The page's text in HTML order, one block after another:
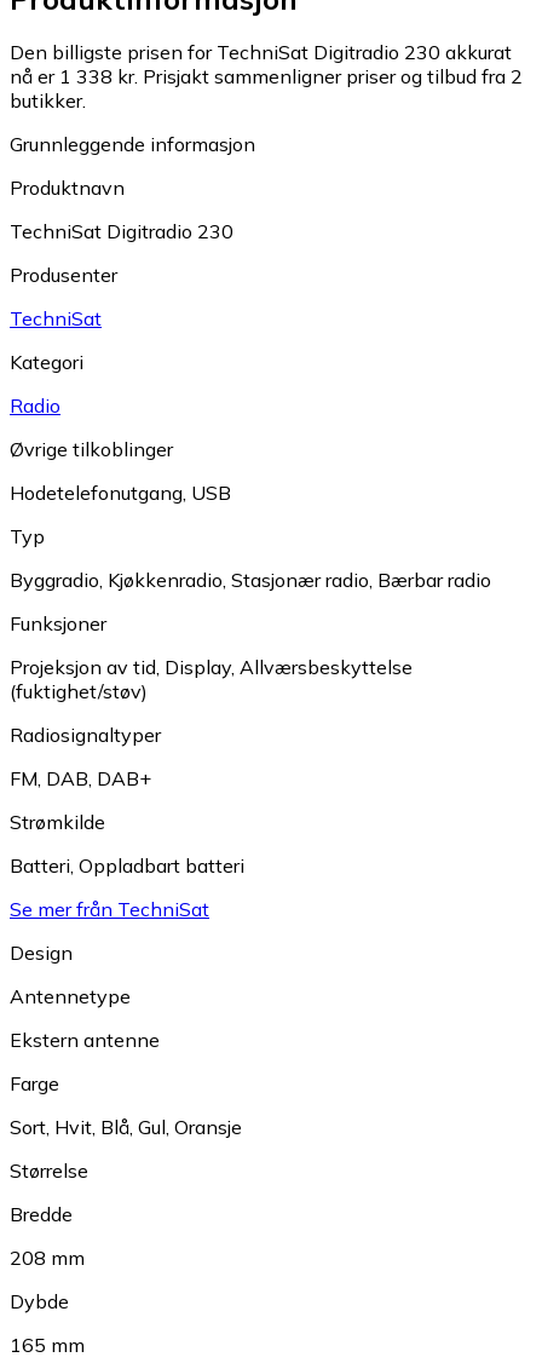
Den billigste prisen for TechniSat Digitradio 230 akkurat
nå er 1 338 kr. Prisjakt sammenligner priser og tilbud fra 2
butikker.
Grunnleggende informasjon
Produktnavn
TechniSat Digitradio 230
Produsenter
TechniSat
Kategori
Radio
Øvrige tilkoblinger
Hodetelefonutgang, USB
Typ
Byggradio, Kjøkkenradio, Stasjonær radio, Bærbar radio
Funksjoner
Projeksjon av tid, Display, Allværsbeskyttelse
(fuktighet/støv)
Radiosignaltyper
FM, DAB, DAB+
Strømkilde
Batteri, Oppladbart batteri
Se mer från TechniSat
Design
Antennetype
Ekstern antenne
Farge
Sort, Hvit, Blå, Gul, Oransje
Størrelse
Bredde
208 mm
Dybde
165 mm